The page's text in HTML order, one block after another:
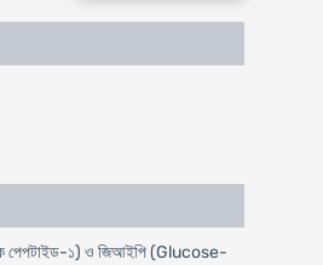
পেপটাইড-১) ও জিআইপি (Glucose-